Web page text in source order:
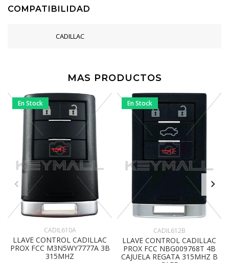
COMPATIBILIDAD
CADILLAC
MAS PRODUCTOS
En Stock
CADIL610A
LLAVE CONTROL CADILLAC
PROX FCC M3N5WY7777A 3B
315MHZ
En Stock
CADIL612B
LLAVE CONTROL CADILLAC
PROX FCC NBG009768T 4B
CAJUELA REGATA 315MHZ B